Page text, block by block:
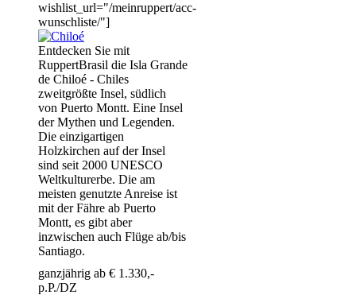
wishlist_url="/meinruppert/acc-
wunschliste/"]
Entdecken Sie mit
RuppertBrasil die Isla Grande
de Chiloé - Chiles
zweitgrößte Insel, südlich
von Puerto Montt. Eine Insel
der Mythen und Legenden.
Die einzigartigen
Holzkirchen auf der Insel
sind seit 2000 UNESCO
Weltkulturerbe. Die am
meisten genutzte Anreise ist
mit der Fähre ab Puerto
Montt, es gibt aber
inzwischen auch Flüge ab/bis
Santiago.
ganzjährig ab € 1.330,-
p.P./DZ